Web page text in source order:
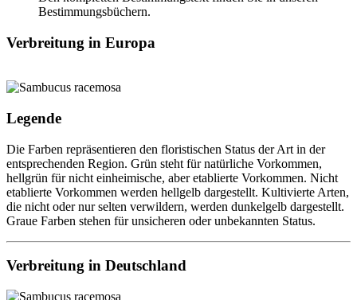
Bestimmungsbüchern.
Verbreitung in Europa
Legende
Die Farben repräsentieren den floristischen Status der Art in der
entsprechenden Region. Grün steht für natürliche Vorkommen,
hellgrün für nicht einheimische, aber etablierte Vorkommen. Nicht
etablierte Vorkommen werden hellgelb dargestellt. Kultivierte Arten,
die nicht oder nur selten verwildern, werden dunkelgelb dargestellt.
Graue Farben stehen für unsicheren oder unbekannten Status.
Verbreitung in Deutschland